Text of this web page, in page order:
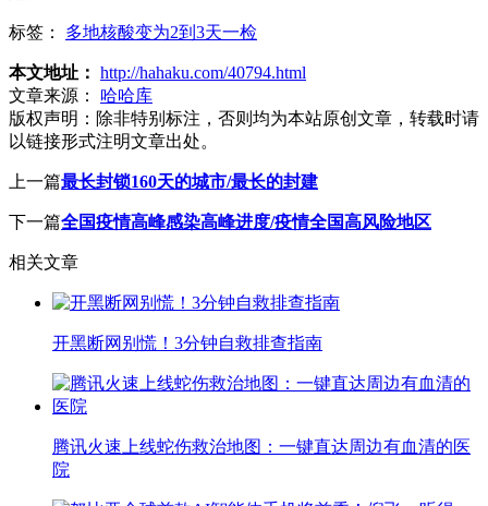
标签： 多地核酸变为2到3天一检
本文地址： http://hahaku.com/40794.html
文章来源：
哈哈库
版权声明： 除非特别标注，否则均为本站原创文章，转载时请
以链接形式注明文章出处。
上一篇最长封锁160天的城市/最长的封建
下一篇全国疫情高峰感染高峰进度/疫情全国高风险地区
相关文章
开黑断网别慌！3分钟自救排查指南
腾讯火速上线蛇伤救治地图：一键直达周边有血清的医
院